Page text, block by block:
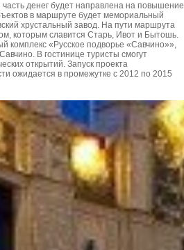
денег будет направлена на повышение
в маршруте будет мемориальный
хрустальный завод. На пути маршрута
которым славится Старь, Ивот и Бытошь.
комплекс «Русское подворье «Савчино»»,
В гостинице туристы смогут
открытий. Запуск проекта
ожидается в промежутке с 2012 по 2015